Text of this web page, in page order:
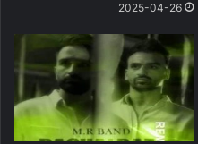
2025-04-26